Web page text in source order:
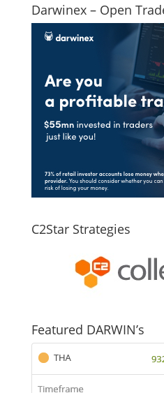
Darwinex – Open
C2Star Strategies
Featured DARWIN’s